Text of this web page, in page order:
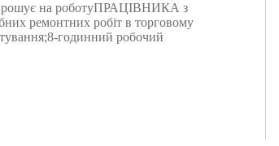
на роботуПРАЦІВНИКА з
ремонтних робіт в торговому
годинний робочий